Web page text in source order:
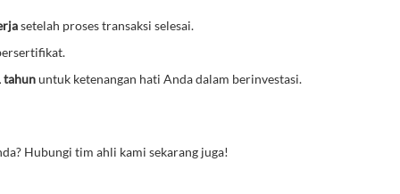
setelah proses transaksi selesai.
tahununtuk ketenangan hati Anda dalam berinvestasi.
Hubungi tim ahli kami sekarang juga!